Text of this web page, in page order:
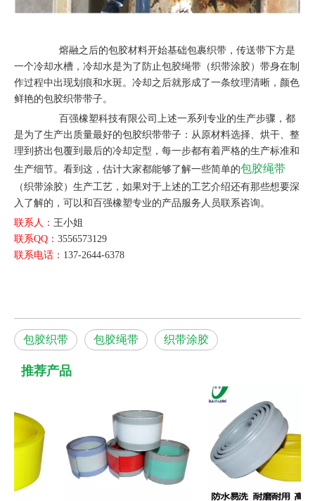
熔融之后的包胶材料开始基础包裹织带，传送带下方是
一个冷却水槽，冷却水是为了防止包胶绳带（织带涂胶）带身在制
作过程中出现划痕和水斑。冷却之后就形成了一条纹理清晰，颜色
鲜艳的包胶织带带子。
百强橡塑科技有限公司上述一系列专业的生产步骤，都
是为了生产出质量最好的包胶织带带子：从原材料选择、烘干、整
理到挤出包覆到最后的冷却定型，每一步都有着严格的生产标准和
生产细节。看到这，估计大家都能够了解一些简单的包胶绳带
（织带涂胶）生产工艺，如果对于上述的工艺介绍还有那些想要深
入了解的，可以和百强橡塑专业的产品服务人员联系咨询。
联系人： 王小姐
联系QQ： 3556573129
联系电话： 137-2644-6378
包胶织带 包胶绳带 织带涂胶
推荐产品